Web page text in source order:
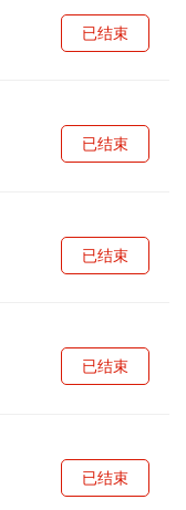
已结束
已结束
已结束
已结束
已结束